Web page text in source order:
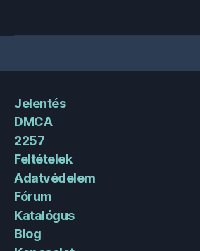
Jelentés
DMCA
2257
Feltételek
Adatvédelem
Fórum
Katalógus
Blog